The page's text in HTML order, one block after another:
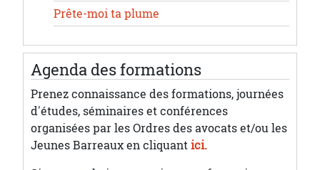
Prête-moi ta plume
Agenda des formations
Prenez connaissance des formations, journées
d'études, séminaires et conférences
organisées par les Ordres des avocats et/ou les
Jeunes Barreaux en cliquantici.